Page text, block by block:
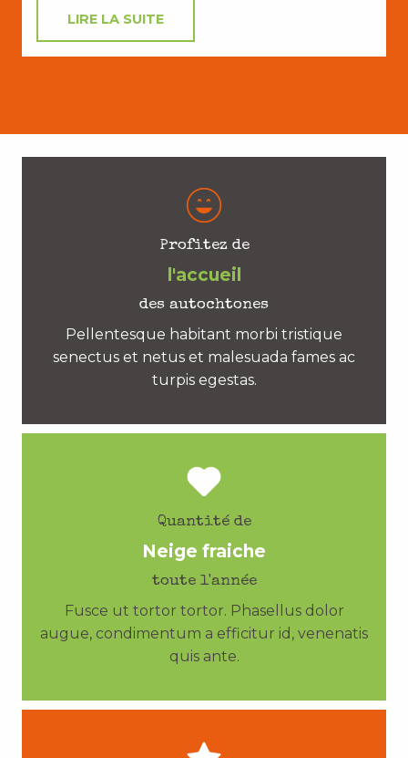
LIRE LA SUITE
Profitez de
l'accueil
des autochtones
Pellentesque habitant morbi tristique
senectus et netus et malesuada fames ac
turpis egestas.
Quantité de
Neige fraiche
toute l'année
Fusce ut tortor tortor. Phasellus dolor
augue, condimentum a efficitur id, venenatis
quis ante.